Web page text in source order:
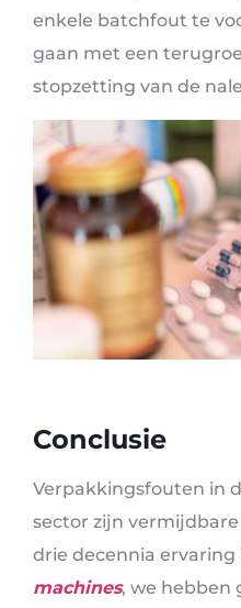
enkele batchfout te
gaan met een
stopzetting van de
Conclusie
Verpakkingsfouten in
sector zijn
drie decennia ervaring
machines, we hebben